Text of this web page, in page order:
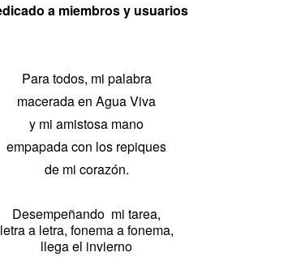
a miembros y usuarios
Para todos, mi palabra
macerada en Agua Viva
y mi amistosa mano
empapada con los repiques
de mi corazón.
Desempeñando mi tarea,
letra a letra, fonema a fonema,
llega el invierno